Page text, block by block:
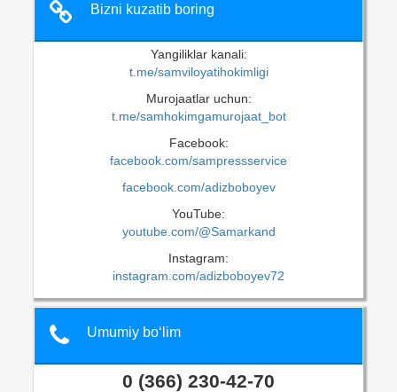
Bizni kuzatib boring
Yangiliklar kanali:
t.me/samviloyatihokimligi
Murojaatlar uchun:
t.me/samhokimgamurojaat_bot
Facebook:
facebook.com/sampressservice
facebook.com/adizboboyev
YouTube:
youtube.com/@Samarkand
Instagram:
instagram.com/adizboboyev72
Umumiy bo‘lim
0 (366) 230-42-70